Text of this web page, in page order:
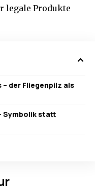
legale Produkte
der Fliegenpilz als
Symbolik statt